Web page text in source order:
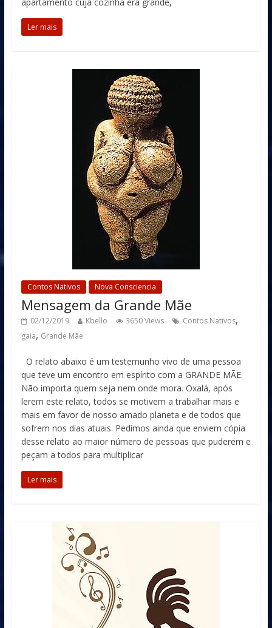
Ler mais
Contos Nativos Nova Consciencia
Mensagem da Grande Mãe
02/12/2019 Kbello 3650 Views Contos Nativos,
gaia, Grande Mãe
O relato abaixo é um testemunho vivo de uma pessoa
que teve um encontro em espírito com a GRANDE MÃE.
Não importa quem seja nem onde mora. Oxalá, após
lerem este relato, todos se motivem a trabalhar mais e
mais em favor de nosso amado planeta e de todos que
sofrem nos dias atuais. Pedimos ainda que enviem cópia
desse relato ao maior número de pessoas que puderem e
peçam a todos para multiplicar
Ler mais